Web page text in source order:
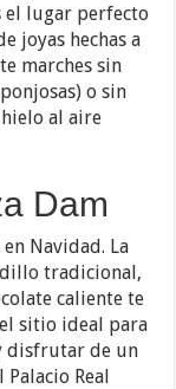
el lugar perfecto
joyas hechas a
marches sin
o sin
al aire
Dam
Navidad. La
tradicional,
caliente te
sitio ideal para
disfrutar de un
Real